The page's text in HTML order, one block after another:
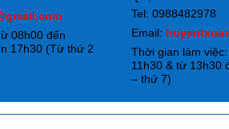
08h00 đến
17h30 (Từ thứ 2
Tel: 0988482978
Email:
Thời gian làm
11h30 & từ 13h30
– thứ 7)